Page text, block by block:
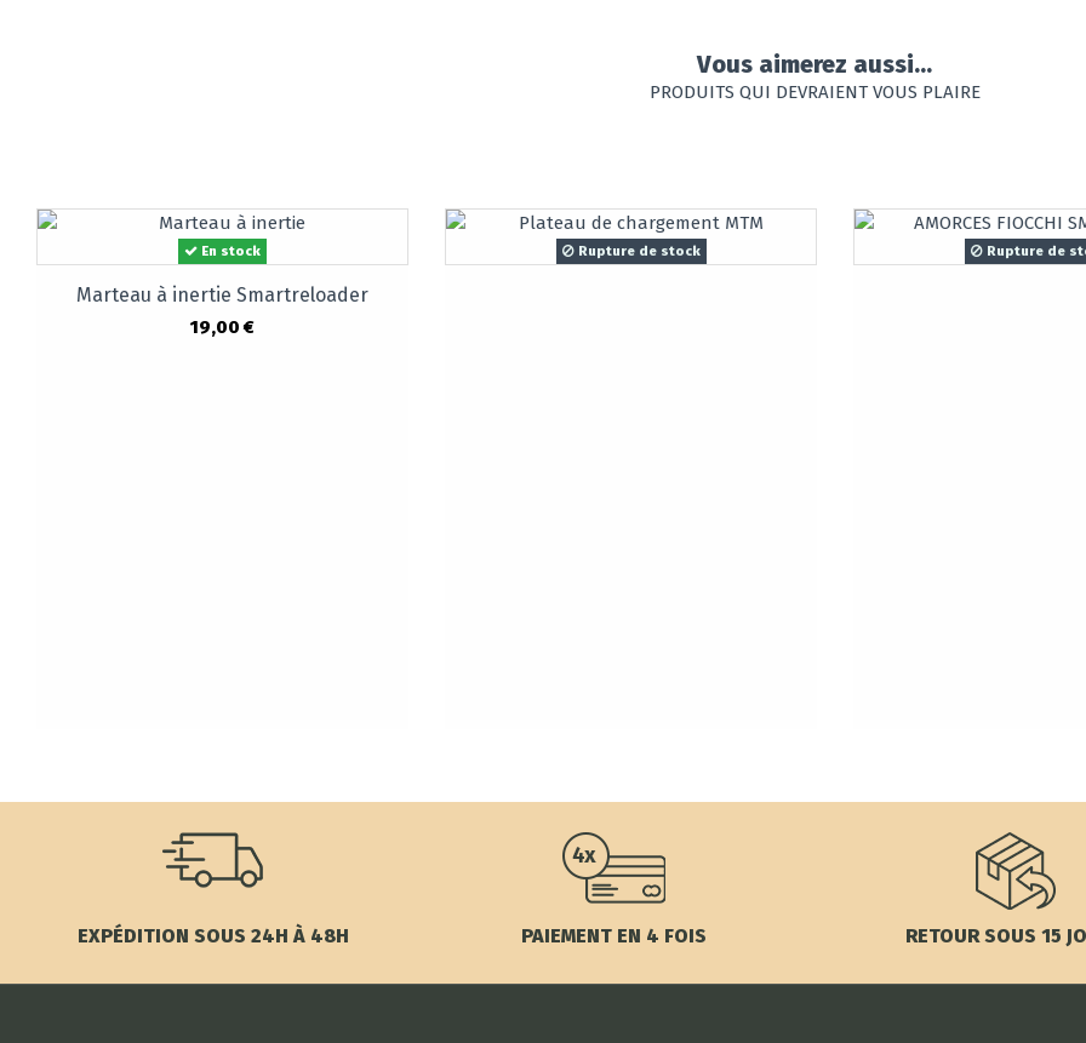
Vous aimerez aussi...
PRODUITS QUI DEVRAIENT VOUS PLAIRE
En stock
Marteau à inertie Smartreloader
19,00 €
Rupture de stock Rupture de
EXPÉDITION SOUS 24H À 48H PAIEMENT EN 4 FOIS RETOUR SOUS 15